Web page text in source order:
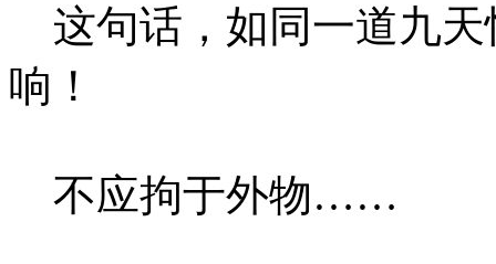
这句话，如同一道九天
响！
不应拘于外物……